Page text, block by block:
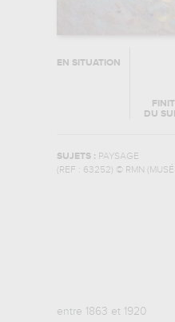
EN SITUATION
DU
SUJETS : PAYSAGE
(REF : 63252) © RMN
entre 1863 et 1920